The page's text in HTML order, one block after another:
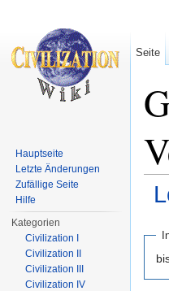
Seite
Hauptseite
Letzte Änderungen
Zufällige Seite
Hilfe
Kategorien
Civilization I
Civilization II
Civilization III
Civilization IV